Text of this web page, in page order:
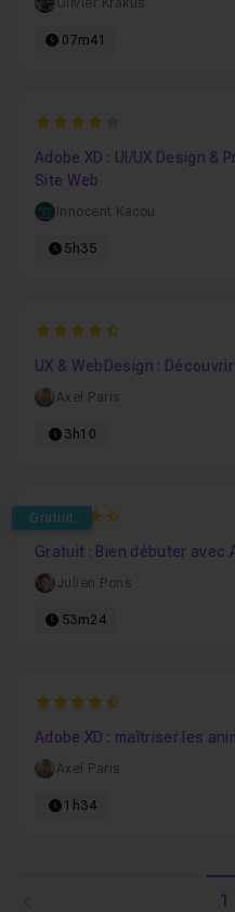
Olivier Krakus
07m41
4
Adobe XD : UI/UX Design &
Site Web
Innocent Kacou
5h35
4.875
UX & WebDesign :
Axel Paris
3h10
Gratuit
4.8405797101449
Gratuit : Bien débuter avec
Julien Pons
53m24
4.75
Adobe XD : maîtriser les
Axel Paris
1h34
1